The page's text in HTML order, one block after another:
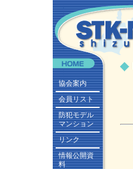
協会案内
会員リスト
防犯モデル
マンション
リンク
情報公開資
料